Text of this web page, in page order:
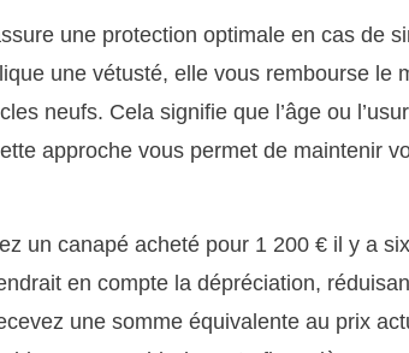
une protection optimale en cas de
une vétusté, elle vous rembourse le
neufs. Cela signifie que l’âge ou
approche vous permet de maintenir
un canapé acheté pour 1 200 € il y a
en compte la dépréciation,
une somme équivalente au prix